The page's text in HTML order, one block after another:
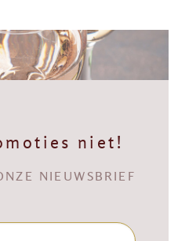
niet!
NIEUWSBRIEF